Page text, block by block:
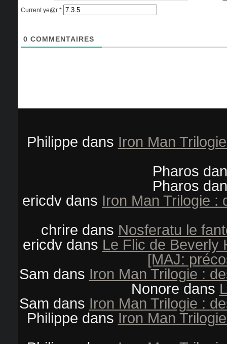
Current ye@r *
0 COMMENTAIRES
Philippe dans Iron Man
Pharos
Pharos
ericdv dans Iron Man Trilogie :
chrire dans Nosferatu le
ericdvdans Le Flic de Beverly
[MAJ:
Sam dans Iron Man Trilogie :
Nonore dans
Sam dans Iron Man Trilogie :
Philippe dans Iron Man